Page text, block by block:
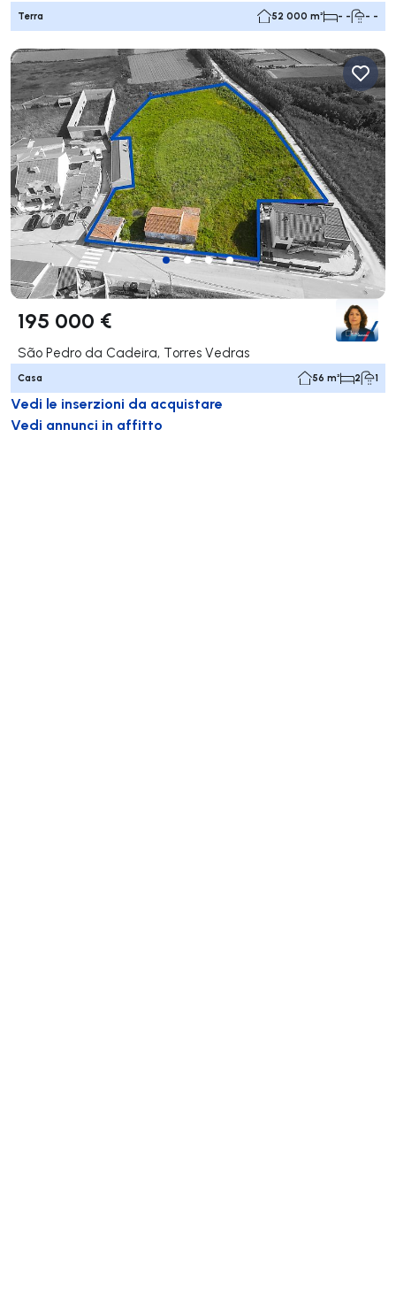
Terra 52 000 m² - - - -
195 000 €
São Pedro da Cadeira, Torres Vedras
Casa 56 m² 2 1
Vedi le inserzioni da acquistare
Vedi annunci in affitto